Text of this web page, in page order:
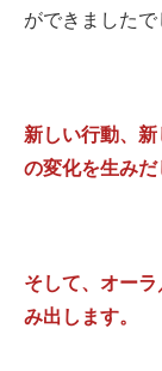
ができましたで
新しい行動、
の変化を生みだ
そして、オー
み出します。